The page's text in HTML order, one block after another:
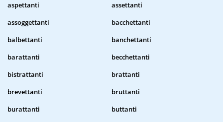
aspettanti
assettanti
assoggettanti
bacchettanti
balbettanti
banchettanti
barattanti
becchettanti
bistrattanti
brattanti
brevettanti
bruttanti
burattanti
buttanti